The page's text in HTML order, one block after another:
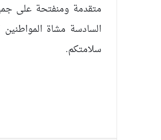
متقدمة ومنفتحة على
السادسة مشاة
سلامتكم.